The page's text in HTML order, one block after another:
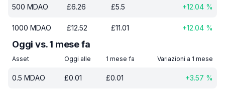
500 MDAO £6.26 £5.5 +12.04 %
1000 MDAO £12.52 £11.01 +12.04 %
Oggi vs. 1 mese fa
Asset Oggi alle 1 mese fa Variazioni a 1 mese
0.5 MDAO £0.01 £0.01 +3.57 %